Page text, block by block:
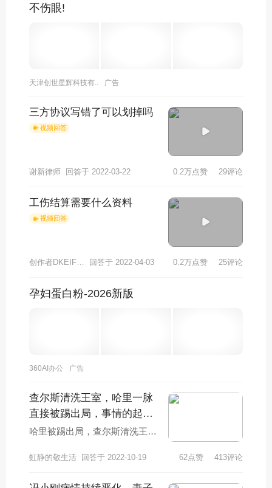
不伤眼!
天津创世星辉科技有.. 广告
三方协议写错了可以划掉吗
视频回答
谢新律师 回答于 2022-03-22 0.2万点赞 29评论
工伤结算需要什么资料
视频回答
回答于 2022-04-03 0.2万点赞 25评论
孕妇蛋白粉-2026新版
360AI办公 广告
查尔斯清洗王室，哈里一脉
直接被踢出局，事情的起因
是什么？
哈里被踢出局，查尔斯清洗王
受哈里的巨婴行为。伊丽莎白女
虹静的敬生活 回答于 2022-10-19 62点赞 413评论